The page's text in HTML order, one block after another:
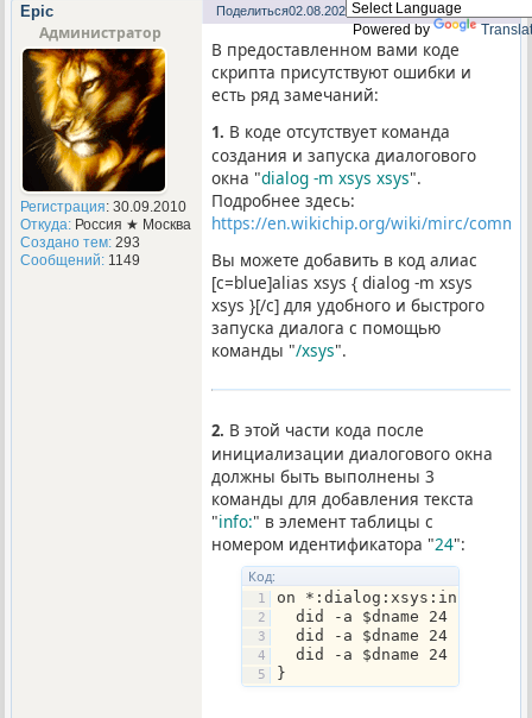
Powered by
Поделиться02.08.2024 17:20
Epic
Администратор
Регистрация: 30.09.2010
Откуда:Россия ★ Москва
Создано тем:293
Сообщений:1149
В предоставленном вами коде
скрипта присутствуют ошибки и
есть ряд замечаний:
1. В коде отсутствует команда
создания и запуска диалогового
окна "dialog -m xsys xsys".
Подробнее здесь:
https://en.wikichip.org/wiki/mirc/
Вы можете добавить в код алиас
[c=blue]alias xsys { dialog -m xsys
xsys }[/c] для удобного и быстрого
запуска диалога с помощью
команды "/xsys".
2. В этой части кода после
инициализации диалогового окна
должны быть выполнены 3
команды для добавления текста
"info:" в элемент таблицы с
номером идентификатора "24":
Код:
on *:dialog:xsys:init:*:{
  did -a $dname 24 info:
  did -a $dname 24 info:
  did -a $dname 24 info:
}